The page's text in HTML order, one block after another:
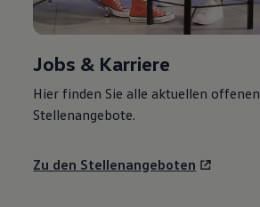
Jobs & Karriere
Hier finden Sie alle aktuellen offenen
Stellenangebote.
Zu den Stellenangeboten